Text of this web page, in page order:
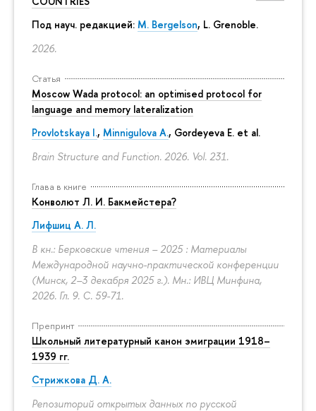
Под науч. редакцией: M. Bergelson, L. Grenoble.
2026.
Статья
Moscow Wada protocol: an optimised protocol for
language and memory lateralization
Provlotskaya I., Minnigulova A., Gordeyeva E. et al.
Brain Structure and Function. 2026. Vol. 231.
Глава в книге
Конволют Л. И. Бакмейстера?
Лифшиц А. Л.
В кн.: Берковские чтения – 2025 : Материалы
Международной научно-практической конференции
(Минск, 2–3 декабря 2025 г.). Мн.: ИВЦ Минфина,
2026. Гл. 9. С. 59-71.
Препринт
Школьный литературный канон эмиграции 1918–
1939 гг.
Стрижкова Д. А.
Репозиторий открытых данных по русской